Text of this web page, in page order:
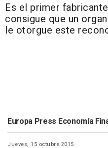
Es el primer
consigue que un
le otorgue este
Europa Press Economía
Jueves, 15 octubre 2015